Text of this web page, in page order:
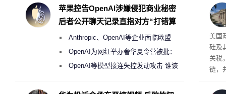
UG
在内
的
外再
衡中
美国
硅及
关税
链，
度
苹果控告OpenAI涉嫌侵犯商业秘密
后者公开聊天记录直指对方“打错算
Anthropic、OpenAI等企业面临欧盟
《人工智能法案》全新执法权限审查
OpenAI为网红举办奢华夏令营被批：
2000美元一晚 遭讽“反乌托邦”
OpenAI等模型接连失控发动攻击 谁该